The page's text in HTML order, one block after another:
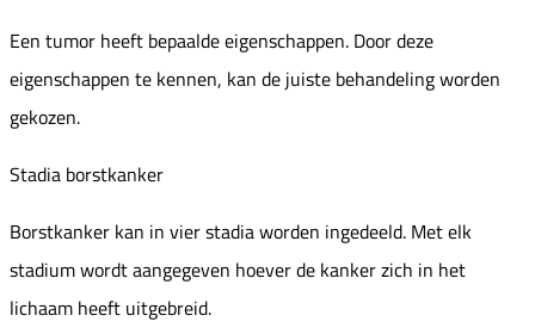
Een tumor heeft bepaalde eigenschappen. Door deze
eigenschappen te kennen, kan de juiste behandeling worden
gekozen.
Stadia borstkanker
Borstkanker kan in vier stadia worden ingedeeld. Met elk
stadium wordt aangegeven hoever de kanker zich in het
lichaam heeft uitgebreid.